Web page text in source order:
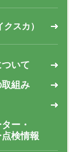
クスカ）
いて
組み
ー・
検情報